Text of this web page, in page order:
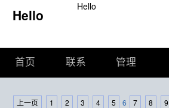
Hello Hello
首页 联系 管理
上一页 1 2 3 4 5 6 7 8 9